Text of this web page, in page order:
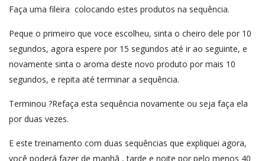
Faça uma fileira colocando estes produtos na sequência.
Peque o primeiro que voce escolheu, sinta o cheiro dele por 10
segundos, agora espere por 15 segundos até ir ao seguinte, e
novamente sinta o aroma deste novo produto por mais 10
segundos, e repita até terminar a sequência.
Terminou ?Refaça esta sequência novamente ou seja faça ela
por duas vezes.
E este treinamento com duas sequências que expliquei agora,
você poderá fazer de manhã , tarde e noite por pelo menos 40